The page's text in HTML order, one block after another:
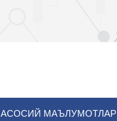
АСОСИЙ МАЪЛУМОТЛАР